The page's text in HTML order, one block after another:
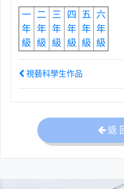
一
年
級
二
年
級
三
年
級
四
年
級
五
年
級
六
年
級
視藝科學生作品
返